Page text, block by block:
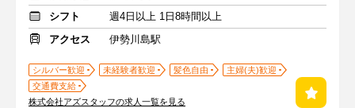
シフト
週4日以上 1日8時間以上
アクセス
伊勢川島駅
シルバー歓迎 未経験者歓迎 髪色自由
主婦(夫)歓迎
交通費支給
株式会社アズスタッフの求人一覧を見る